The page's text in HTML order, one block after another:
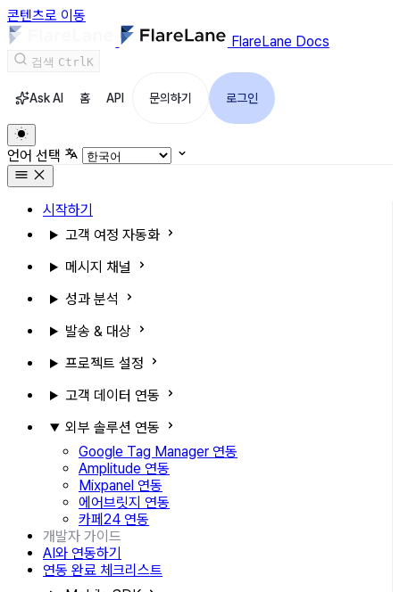
콘텐츠로 이동
FlareLane Docs
검색 CtrlK
Ask AI 홈 API 문의하기 로그인
언어 선택
시작하기
고객 여정 자동화
메시지 채널
성과 분석
발송 & 대상
프로젝트 설정
고객 데이터 연동
외부 솔루션 연동
Google Tag Manager 연동
Amplitude 연동
Mixpanel 연동
에어브릿지 연동
카페24 연동
개발자 가이드
AI와 연동하기
연동 완료 체크리스트